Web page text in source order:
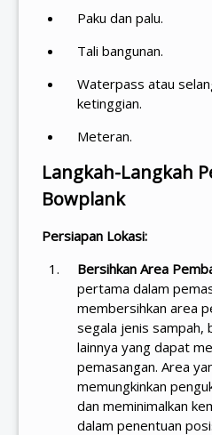
Paku dan palu.
Tali bangunan.
Waterpass atau
ketinggian.
Meteran.
Langkah-Langkah
Bowplank
Persiapan Lokasi:
Bersihkan Area
pertama dalam
membersihkan area
segala jenis sampah,
lainnya yang dapat
pemasangan. Area
memungkinkan
dan meminimalkan
dalam penentuan